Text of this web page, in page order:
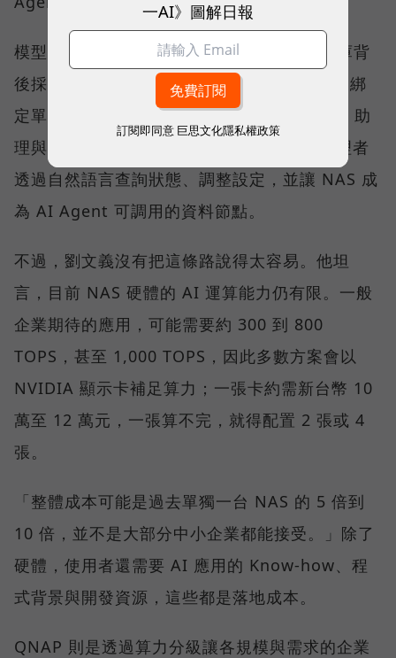
模型的選擇權，QNAP 刻意留給客戶。知識庫背
後採用哪一個模型，可由企業依需求決定，不綁
定單一 AI 供應商。QNAP 也以 QuAgent AI 助
理與模型情境協定（MCP）相關能力，讓管理者
透過自然語言查詢狀態、調整設定，並讓 NAS 成
為 AI Agent 可調用的資料節點。
不過，劉文義沒有把這條路說得太容易。他坦
言，目前 NAS 硬體的 AI 運算能力仍有限。一般
企業期待的應用，可能需要約 300 到 800
TOPS，甚至 1,000 TOPS，因此多數方案會以
NVIDIA 顯示卡補足算力；一張卡約需新台幣 10
萬至 12 萬元，一張算不完，就得配置 2 張或 4
張。
「整體成本可能是過去單獨一台 NAS 的 5 倍到
10 倍，並不是大部分中小企業都能接受。」除了
硬體，使用者還需要 AI 應用的 Know-how、程
式背景與開發資源，這些都是落地成本。
QNAP 則是透過算力分級讓各規模與需求的企業
一AI》圖解日報
訂閱即同意 巨思文化隱私權政策